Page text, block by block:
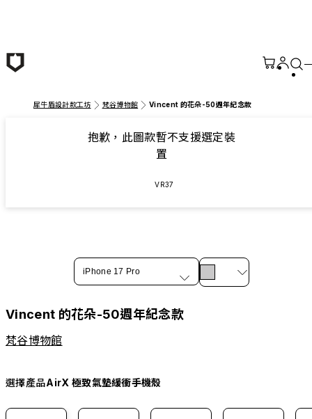
犀牛盾設計款工坊 梵谷博物館 Vincent 的花朵-50週年紀念款
抱歉，此圖款暫不支援選定裝
置
VR37
iPhone 17 Pro
Vincent 的花朵-50週年紀念款
梵谷博物館
選擇產品AirX 極致氣墊緩衝手機殼